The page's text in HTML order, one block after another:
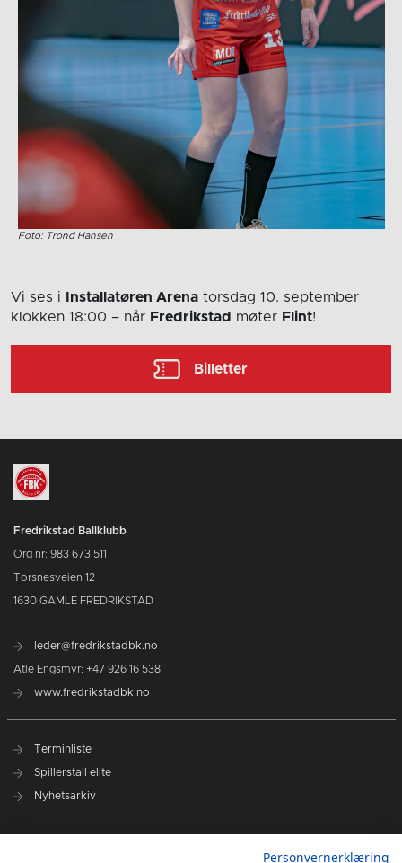
Foto: Trond Hansen
Vi ses i Installatøren Arena torsdag 10. september
klokken 18:00 – når Fredrikstad møter Flint!
Billetter
Fredrikstad Ballklubb
Org nr: 983 673 511
Torsnesveien 12
1630 GAMLE FREDRIKSTAD
leder@fredrikstadbk.no
Atle Engsmyr: +47 926 16 538
www.fredrikstadbk.no
Terminliste
Spillerstall elite
Nyhetsarkiv
Personvernerklæring